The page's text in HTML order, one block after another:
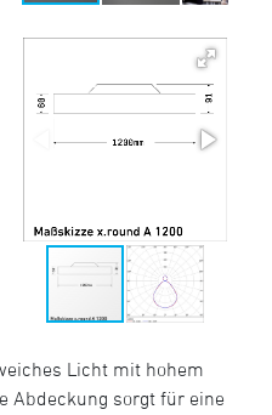
Licht mit hohem
Abdeckung sorgt für eine